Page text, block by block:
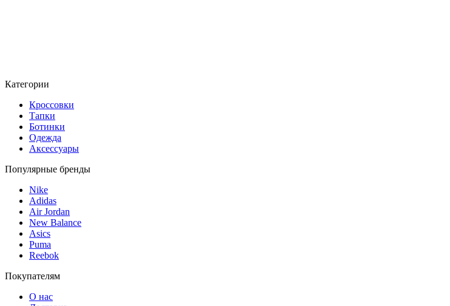
Категории
Кроссовки
Тапки
Ботинки
Одежда
Аксессуары
Популярные бренды
Nike
Adidas
Air Jordan
New Balance
Asics
Puma
Reebok
Покупателям
О нас